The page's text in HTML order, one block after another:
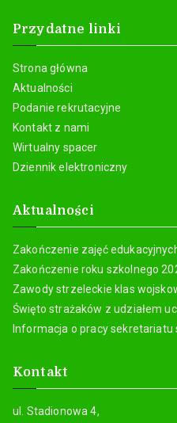
Przydatne linki
Strona główna
Aktualności
Podanie rekrutacyjne
Kontakt z nami
Wirtualny spacer
Dziennik elektroniczny
Aktualności
Zakończenie zajęć
Zakończenie roku szkolnego
Zawody strzeleckie klas
Święto strażaków z udziałem
Informacja o pracy sekretariatu
Kontakt
ul. Stadionowa 4,